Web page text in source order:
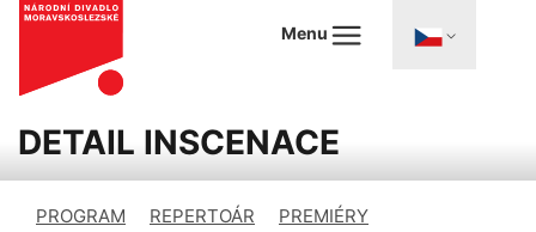
Menu
DETAIL INSCENACE
PROGRAM REPERTOÁR
PREMIÉRY